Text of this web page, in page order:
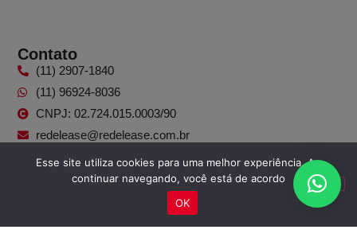
Contato
(11) 2907-1840
(11) 96924-8036
CNPJ: 02.724.015.0003/90
redelease@redelease.com.br
Esse site utiliza cookies para uma melhor experiência. Ao
continuar navegando, você está de acordo
OK